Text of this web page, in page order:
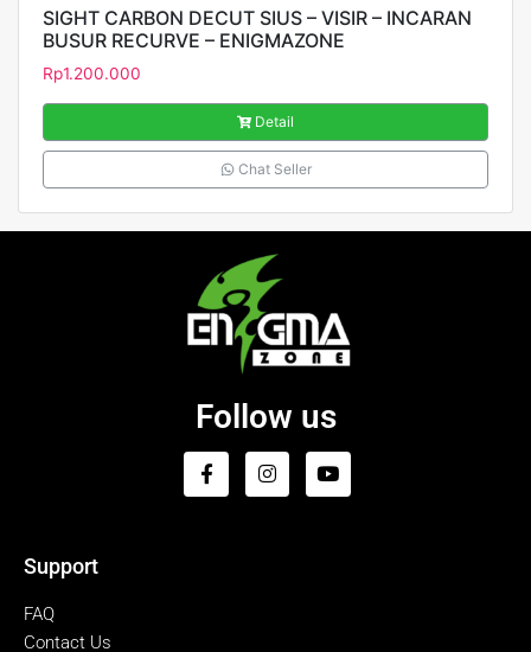
SIGHT CARBON DECUT SIUS – VISIR – INCARAN
BUSUR RECURVE – ENIGMAZONE
Rp1.200.000
Detail
Chat Seller
Follow us
Support
FAQ
Contact Us